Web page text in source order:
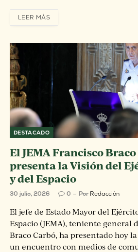
LEER MÁS
DESTACADO
El JEMA Francisco
presenta la Visión del
y del Espacio
30 julio, 2026 0 Por Redacción
El jefe de Estado Mayor del
Espacio (JEMA), teniente general
Braco Carbó, ha presentado hoy
un encuentro con medios de